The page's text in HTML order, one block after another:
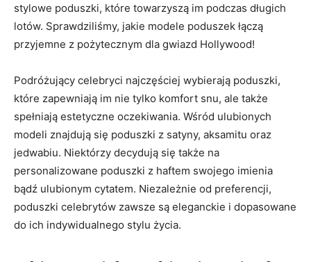
stylowe poduszki, ⁢które towarzyszą​ im podczas długich
lotów. Sprawdziliśmy, jakie modele poduszek łączą
przyjemne z pożytecznym dla⁢ gwiazd ⁢Hollywood!
Podróżujący celebryci najczęściej wybierają poduszki,
które zapewniają im nie tylko komfort snu, ale także
spełniają‍ estetyczne oczekiwania.⁣ Wśród ulubionych
modeli‍ znajdują się ⁢poduszki z satyny, aksamitu oraz
jedwabiu. ⁢Niektórzy ⁢decydują się także ​na
personalizowane poduszki z haftem swojego imienia
bądź ulubionym cytatem. Niezależnie od⁤ preferencji, ​
poduszki celebrytów⁣ zawsze są ⁤eleganckie ⁢i dopasowane
do⁢ ich⁤ indywidualnego stylu⁣ życia.